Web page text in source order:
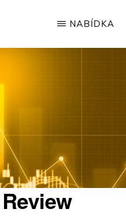
NABÍDKA